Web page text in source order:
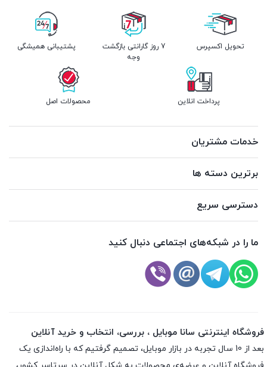
تحویل اکسپرس
7 روز گارانتی بازگشت
وجه
پشتیبانی همیشگی
پرداخت انلاین محصولات اصل
خدمات مشتریان
برترین دسته ها
دسترسی سریع
ما را در شبکه‌های اجتماعی دنبال کنید
فروشگاه اینترنتی سانا موبایل ، بررسی، انتخاب و خرید آنلاین
بعد از 10 سال تجربه در بازار موبایل، تصمیم گرفتیم که با راه‌اندازی یک